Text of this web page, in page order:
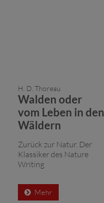
H. D. Thoreau
Walden oder
vom Leben in den
Wäldern
Zurück zur Natur. Der
Klassiker des Nature
Writing
Mehr